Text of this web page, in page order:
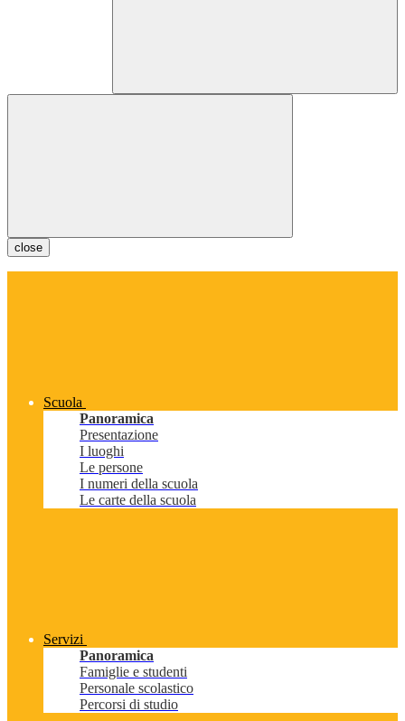
close
Scuola
Panoramica
Presentazione
I luoghi
Le persone
I numeri della scuola
Le carte della scuola
Servizi
Panoramica
Famiglie e studenti
Personale scolastico
Percorsi di studio